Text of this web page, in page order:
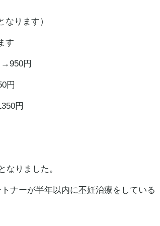
ります）
す
円
円
円
なりました。
ナーが半年以内に不妊治療をしている